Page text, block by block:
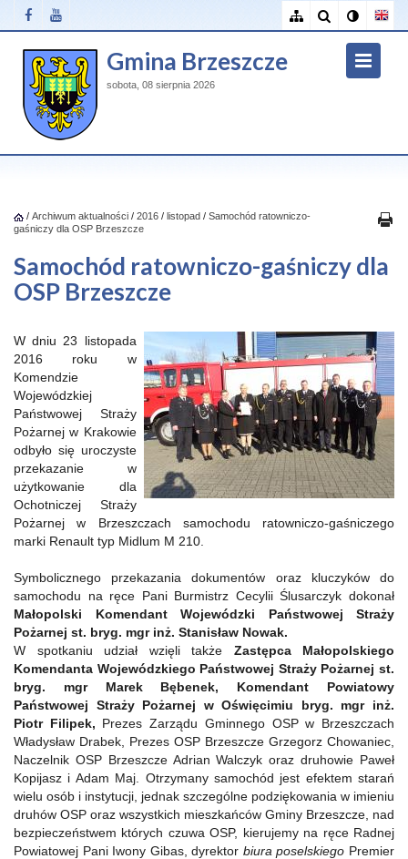
Gmina Brzeszcze
sobota, 08 sierpnia 2026
/ Archiwum aktualności / 2016 / listopad / Samochód ratowniczo-
gaśniczy dla OSP Brzeszcze
Samochód ratowniczo-gaśniczy dla
OSP Brzeszcze
W dniu 23 listopada
2016 roku w
Komendzie
Wojewódzkiej
Państwowej Straży
Pożarnej w Krakowie
odbyło się uroczyste
przekazanie w
użytkowanie dla
Ochotniczej Straży
Pożarnej w Brzeszczach samochodu ratowniczo-gaśniczego
marki Renault typ Midlum M 210.
Symbolicznego przekazania dokumentów oraz kluczyków do
samochodu na ręce Pani Burmistrz Cecylii Ślusarczyk dokonał
Małopolski Komendant Wojewódzki Państwowej Straży
Pożarnej st. bryg. mgr inż. Stanisław Nowak.
W spotkaniu udział wzięli także Zastępca Małopolskiego
Komendanta Wojewódzkiego Państwowej Straży Pożarnej st.
bryg. mgr Marek Bębenek, Komendant Powiatowy
Państwowej Straży Pożarnej w Oświęcimiu bryg. mgr inż.
Piotr Filipek, Prezes Zarządu Gminnego OSP w Brzeszczach
Władysław Drabek, Prezes OSP Brzeszcze Grzegorz Chowaniec,
Naczelnik OSP Brzeszcze Adrian Walczyk oraz druhowie Paweł
Kopijasz i Adam Maj. Otrzymany samochód jest efektem starań
wielu osób i instytucji, jednak szczególne podziękowania w imieniu
druhów OSP oraz wszystkich mieszkańców Gminy Brzeszcze, nad
bezpieczeństwem których czuwa OSP, kierujemy na ręce Radnej
Powiatowej Pani Iwony Gibas, dyrektor biura poselskiego Premier